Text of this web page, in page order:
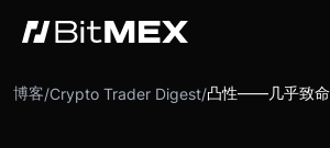
博客/Crypto Trader Digest/凸性——几乎致命